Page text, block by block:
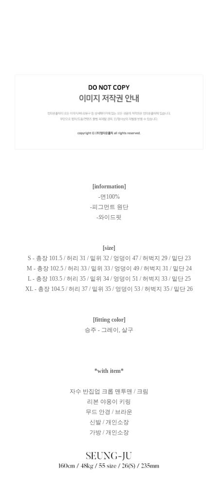
[information]
-면100%
-피그먼트 원단
-와이드핏
[size]
S - 총장 101.5 / 허리 31 / 밑위 32 / 엉덩이 47 / 허벅지 29 / 밑단 23
M - 총장 102.5 / 허리 33 / 밑위 33 / 엉덩이 49 / 허벅지 31 / 밑단 24
L - 총장 103.5 / 허리 35 / 밑위 34 / 엉덩이 51 / 허벅지 33 / 밑단 25
XL - 총장 104.5 / 허리 37 / 밑위 35 / 엉덩이 53 / 허벅지 35 / 밑단 26
[fitting color]
승주 - 그레이, 살구
*with item*
자수 반집업 크롭 맨투맨 / 크림
리본 야옹이 키링
무드 안경 / 브라운
신발 / 개인소장
가방 / 개인소장